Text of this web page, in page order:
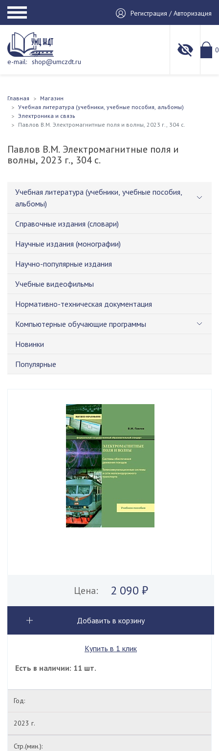
Регистрация / Авторизация
e-mail: shop@umczdt.ru
0
Главная
Магазин
Учебная литература (учебники, учебные пособия, альбомы)
Электроника и связь
Павлов В.М. Электромагнитные поля и волны, 2023 г., 304 с.
Павлов В.М. Электромагнитные поля и
волны, 2023 г., 304 с.
Учебная литература (учебники, учебные пособия,
альбомы)
Справочные издания (словари)
Научные издания (монографии)
Научно-популярные издания
Учебные видеофильмы
Нормативно-техническая документация
Компьютерные обучающие программы
Новинки
Популярные
Цена: 2 090 ₽
Добавить в корзину
Купить в 1 клик
Есть в наличии: 11 шт.
Год:
2023 г.
Стр.(мин.):